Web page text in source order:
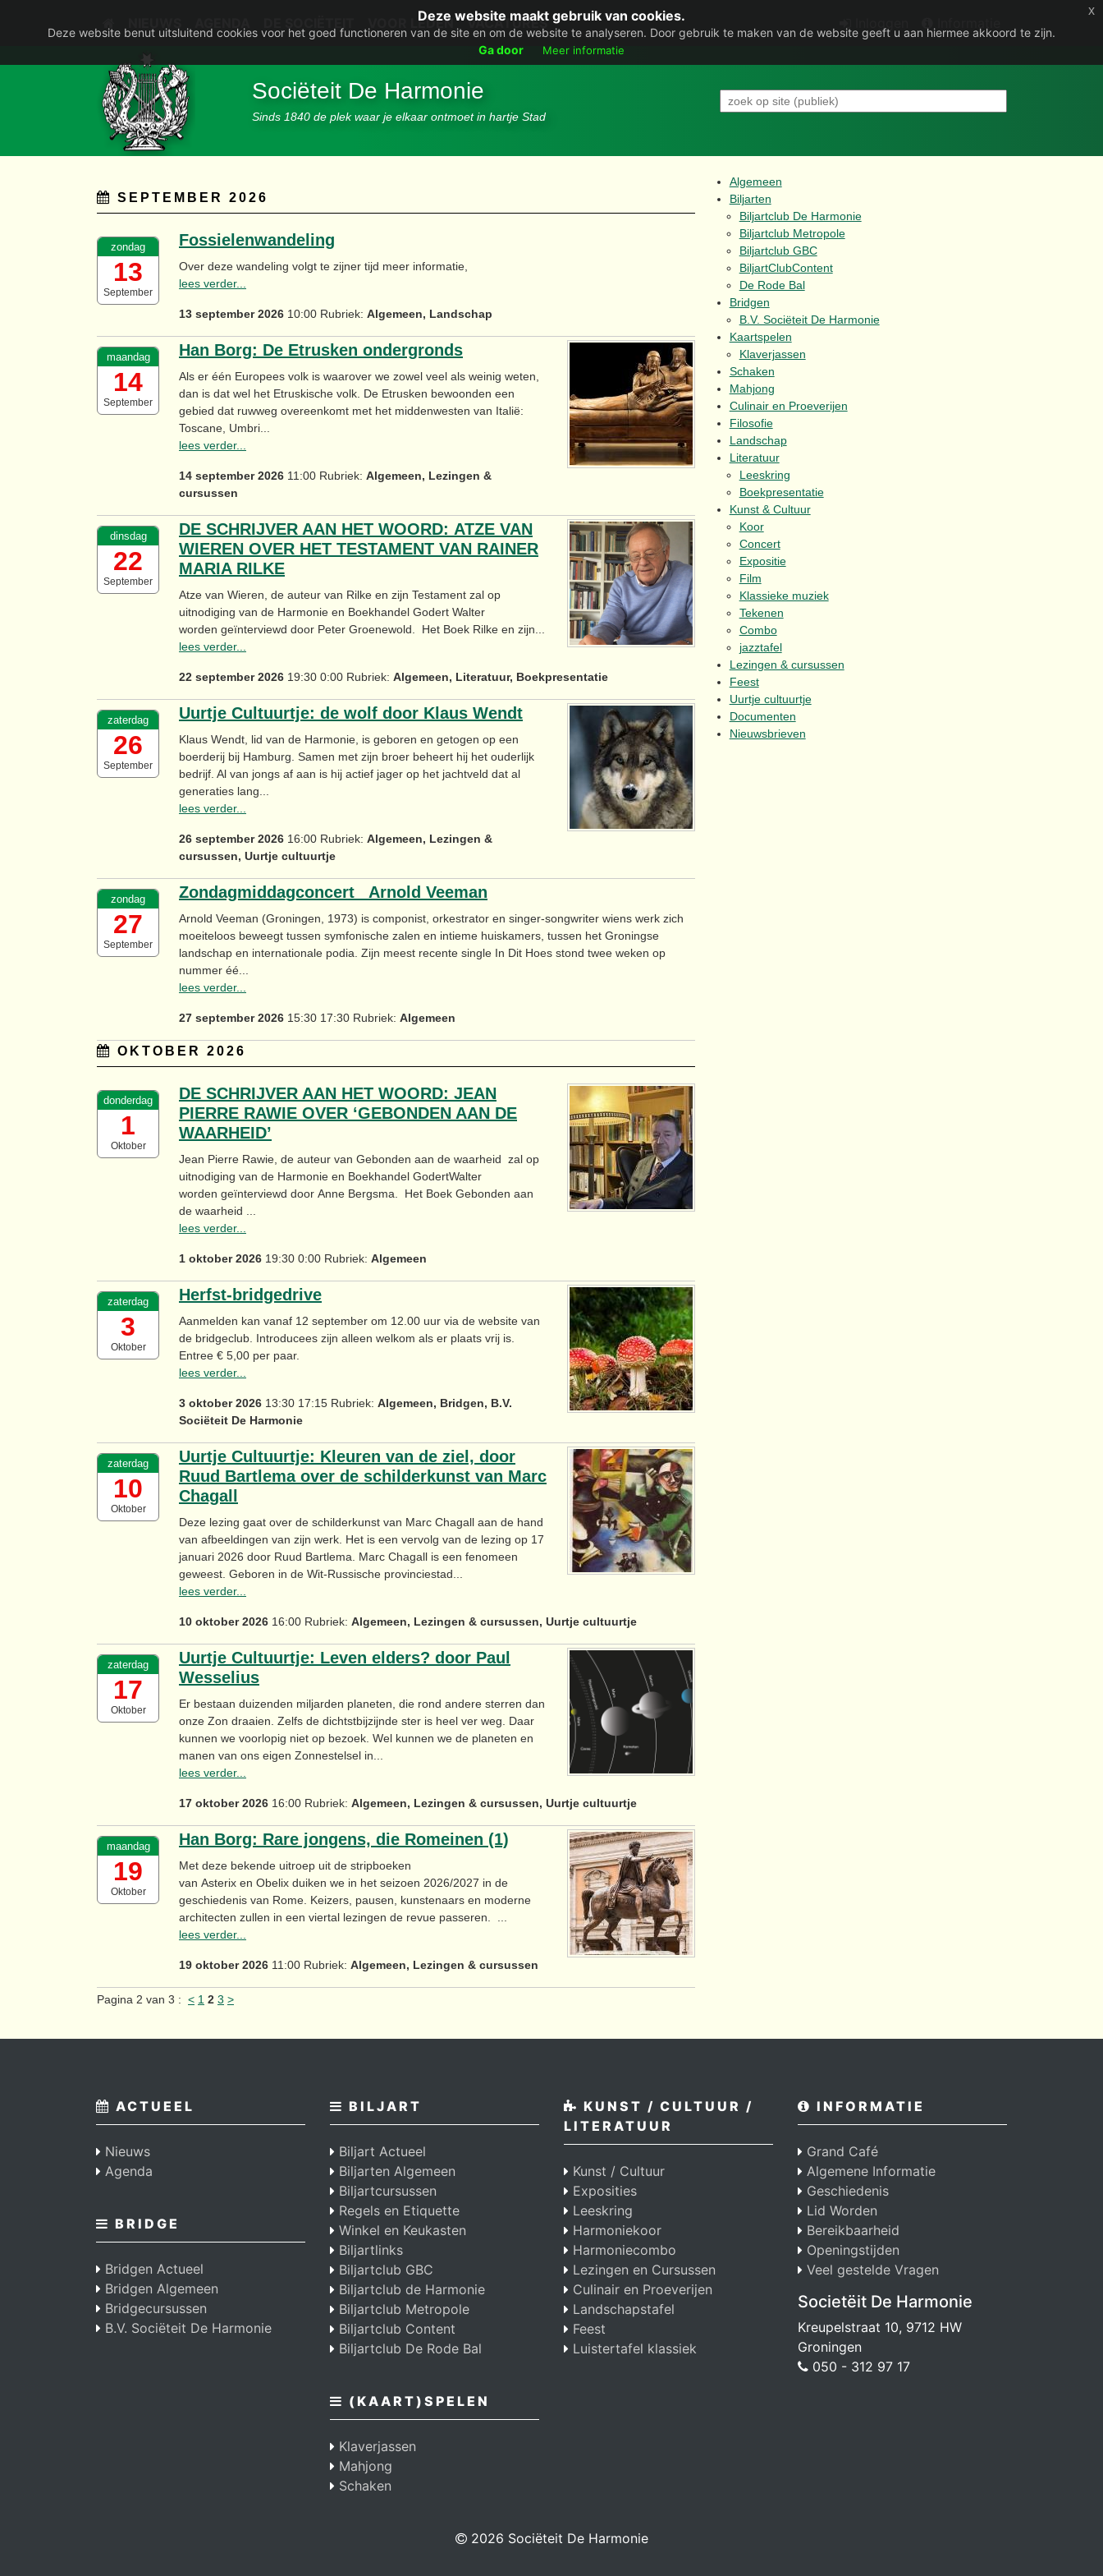
Deze website maakt gebruik van cookies.
Deze website benut uitsluitend cookies voor het goed functioneren van de site en om de website te analyseren. Door gebruik te maken van de website geeft u aan hiermee akkoord te zijn.
Ga door
Meer informatie
x
VOOR LEDEN VACATURES
Sociëteit De Harmonie
Sinds 1840 de plek waar je elkaar ontmoet in hartje Stad
SEPTEMBER 2026
zondag
13
September
Fossielenwandeling
Over deze wandeling volgt te zijner tijd meer informatie,
lees verder...
13 september 2026 10:00 Rubriek: Algemeen, Landschap
maandag
14
September
Han Borg: De Etrusken ondergronds
Als er één Europees volk is waarover we zowel veel als weinig weten,
dan is dat wel het Etruskische volk. De Etrusken bewoonden een
gebied dat ruwweg overeenkomt met het middenwesten van Italië:
Toscane, Umbri...
lees verder...
14 september 2026 11:00 Rubriek: Algemeen, Lezingen &
cursussen
dinsdag
22
September
DE SCHRIJVER AAN HET WOORD: ATZE VAN
WIEREN OVER HET TESTAMENT VAN RAINER
MARIA RILKE
Atze van Wieren, de auteur van Rilke en zijn Testament zal op
uitnodiging van de Harmonie en Boekhandel Godert Walter
worden geïnterviewd door Peter Groenewold. Het Boek Rilke en zijn...
lees verder...
22 september 2026 19:30 0:00 Rubriek: Algemeen, Literatuur, Boekpresentatie
zaterdag
26
September
Uurtje Cultuurtje: de wolf door Klaus Wendt
Klaus Wendt, lid van de Harmonie, is geboren en getogen op een
boerderij bij Hamburg. Samen met zijn broer beheert hij het ouderlijk
bedrijf. Al van jongs af aan is hij actief jager op het jachtveld dat al
generaties lang...
lees verder...
26 september 2026 16:00 Rubriek: Algemeen, Lezingen &
cursussen, Uurtje cultuurtje
zondag
27
September
Zondagmiddagconcert Arnold Veeman
Arnold Veeman (Groningen, 1973) is componist, orkestrator en singer-songwriter wiens werk zich
moeiteloos beweegt tussen symfonische zalen en intieme huiskamers, tussen het Groningse
landschap en internationale podia. Zijn meest recente single In Dit Hoes stond twee weken op
nummer éé...
lees verder...
27 september 2026 15:30 17:30 Rubriek: Algemeen
OKTOBER 2026
donderdag
1
Oktober
DE SCHRIJVER AAN HET WOORD: JEAN
PIERRE RAWIE OVER ‘GEBONDEN AAN DE
WAARHEID’
Jean Pierre Rawie, de auteur van Gebonden aan de waarheid zal op
uitnodiging van de Harmonie en Boekhandel GodertWalter
worden geïnterviewd door Anne Bergsma. Het Boek Gebonden aan
de waarheid ...
lees verder...
1 oktober 2026 19:30 0:00 Rubriek: Algemeen
zaterdag
3
Oktober
Herfst-bridgedrive
Aanmelden kan vanaf 12 september om 12.00 uur via de website van
de bridgeclub. Introducees zijn alleen welkom als er plaats vrij is.
Entree € 5,00 per paar.
lees verder...
3 oktober 2026 13:30 17:15 Rubriek: Algemeen, Bridgen, B.V.
Sociëteit De Harmonie
zaterdag
10
Oktober
Uurtje Cultuurtje: Kleuren van de ziel, door
Ruud Bartlema over de schilderkunst van Marc
Chagall
Deze lezing gaat over de schilderkunst van Marc Chagall aan de hand
van afbeeldingen van zijn werk. Het is een vervolg van de lezing op 17
januari 2026 door Ruud Bartlema. Marc Chagall is een fenomeen
geweest. Geboren in de Wit-Russische provinciestad...
lees verder...
10 oktober 2026 16:00 Rubriek: Algemeen, Lezingen & cursussen, Uurtje cultuurtje
zaterdag
17
Oktober
Uurtje Cultuurtje: Leven elders? door Paul
Wesselius
Er bestaan duizenden miljarden planeten, die rond andere sterren dan
onze Zon draaien. Zelfs de dichtstbijzijnde ster is heel ver weg. Daar
kunnen we voorlopig niet op bezoek. Wel kunnen we de planeten en
manen van ons eigen Zonnestelsel in...
lees verder...
17 oktober 2026 16:00 Rubriek: Algemeen, Lezingen & cursussen, Uurtje cultuurtje
maandag
19
Oktober
Han Borg: Rare jongens, die Romeinen (1)
Met deze bekende uitroep uit de stripboeken
van Asterix en Obelix duiken we in het seizoen 2026/2027 in de
geschiedenis van Rome. Keizers, pausen, kunstenaars en moderne
architecten zullen in een viertal lezingen de revue passeren. ...
lees verder...
19 oktober 2026 11:00 Rubriek: Algemeen, Lezingen & cursussen
Pagina 2 van 3 : < 1 2 3 >
Algemeen
Biljarten
Biljartclub De Harmonie
Biljartclub Metropole
Biljartclub GBC
BiljartClubContent
De Rode Bal
Bridgen
B.V. Sociëteit De Harmonie
Kaartspelen
Klaverjassen
Schaken
Mahjong
Culinair en Proeverijen
Filosofie
Landschap
Literatuur
Leeskring
Boekpresentatie
Kunst & Cultuur
Koor
Concert
Expositie
Film
Klassieke muziek
Tekenen
Combo
jazztafel
Lezingen & cursussen
Feest
Uurtje cultuurtje
Documenten
Nieuwsbrieven
ACTUEEL
Nieuws
Agenda
BRIDGE
Bridgen Actueel
Bridgen Algemeen
Bridgecursussen
B.V. Sociëteit De Harmonie
BILJART
Biljart Actueel
Biljarten Algemeen
Biljartcursussen
Regels en Etiquette
Winkel en Keukasten
Biljartlinks
Biljartclub GBC
Biljartclub de Harmonie
Biljartclub Metropole
Biljartclub Content
Biljartclub De Rode Bal
(KAART)SPELEN
Klaverjassen
Mahjong
Schaken
KUNST / CULTUUR /
LITERATUUR
Kunst / Cultuur
Exposities
Leeskring
Harmoniekoor
Harmoniecombo
Lezingen en Cursussen
Culinair en Proeverijen
Landschapstafel
Feest
Luistertafel klassiek
INFORMATIE
Grand Café
Algemene Informatie
Geschiedenis
Lid Worden
Bereikbaarheid
Openingstijden
Veel gestelde Vragen
Societëit De Harmonie
Kreupelstraat 10, 9712 HW
Groningen
050 - 312 97 17
2026 Sociëteit De Harmonie